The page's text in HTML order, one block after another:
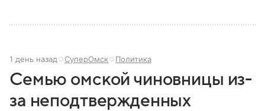
1 день назад СуперОмск Политика
Семью омской чиновницы из-
за неподтвержденных